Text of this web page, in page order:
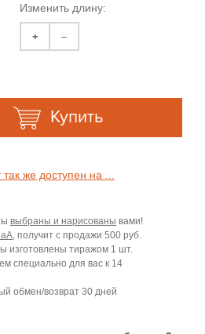
Изменить длину:
+ –
Купить
же доступен на ...
выбраны и нарисованы вами!
, получит с продажи 500 руб.
изготовлены тиражом 1 шт.
специально для вас к 14
обмен/возврат 30 дней